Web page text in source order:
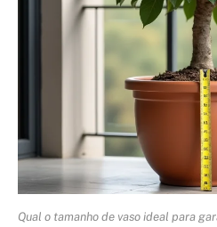
Qual o tamanho de vaso ideal para